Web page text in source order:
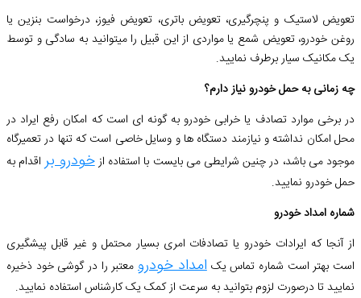
تعویض لاستیک و پنچرگیری، تعویض باتری، تعویض فیوز، درخواست بنزین یا
روغن خودرو، تعویض شمع یا مواردی از این قبیل را میتوانید به سادگی و توسط
یک مکانیک سیار برطرف نمایید.
چه زمانی به حمل خودرو نیاز دارم؟
در برخی موارد تصادف یا خرابی خودرو به گونه ای است که امکان رفع ایراد در
محل امکان نداشته و نیازمند دستگاه ها و وسایل خاصی است که تنها در تعمیرگاه
موجود می باشد، در چنین شرایطی می بایست با استفاده ازخودرو بر اقدام به
حمل خودرو نمایید.
شماره امداد خودرو
از آنجا که ایرادات خودرو یا تصادفات امری بسیار محتمل و غیر قابل پیشگیری
است بهتر است شماره تماس یکامداد خودرومعتبر را در گوشی خود ذخیره
نمایید تا درصورت لزوم بتوانید به سرعت از کمک یک کارشناس استفاده نمایید.